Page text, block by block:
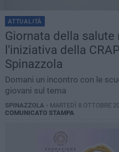
ATTUALITÀ
Giornata della salute
l'iniziativa della
Spinazzola
Domani un incontro con le
giovani sul tema
SPINAZZOLA - MARTEDÌ 8 OTTOBRE
COMUNICATO STAMPA